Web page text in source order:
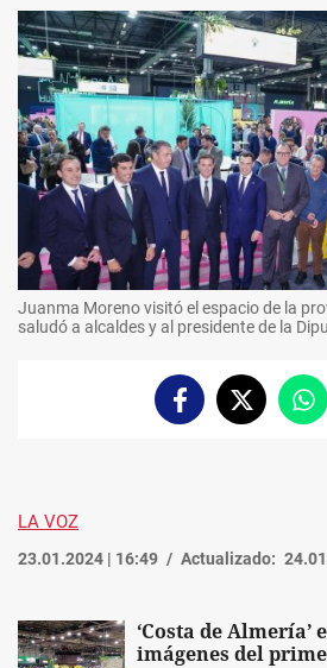
Juanma Moreno visitó el espacio de la
saludó a alcaldes y al presidente de la
FacebookTwitter
LA VOZ
23.01.2024 | 16:49 Actualizado:
‘Costa de Almería’
imágenes del